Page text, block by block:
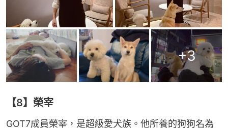
+3
【8】榮宰
GOT7成員榮宰，是超級愛犬族。他所養的狗狗名為